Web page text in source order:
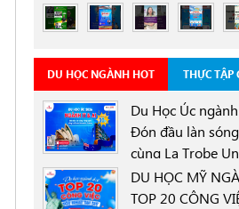
DU HỌC NGÀNH HOT THỰC TẬP
Du Học Úc
Đón đầu làn
cùng La Trobe
Sydney Campus
bổng 30%
0000-00-00
DU HỌC MỸ
TOP 20 CÔNG